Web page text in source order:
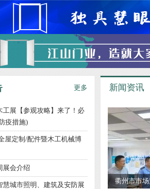
更多
工展【参观攻略】来了！必
疫措施)
屋定制/配件暨木工机械博
展会介绍
慧城市照明、建筑及安防展
新闻资讯
衢州市市场